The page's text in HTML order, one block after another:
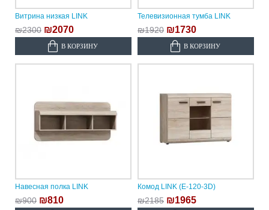
Витрина низкая LINK
₪2300 ₪2070
В КОРЗИНУ
Телевизионная тумба LINK
₪1920 ₪1730
В КОРЗИНУ
Навесная полка LINK
₪900 ₪810
Комод LINK (E-120-3D)
₪2185 ₪1965